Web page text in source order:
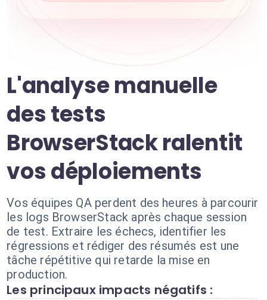
L'analyse manuelle
des tests
BrowserStack ralentit
vos déploiements
Vos équipes QA perdent des heures à parcourir
les logs BrowserStack après chaque session
de test. Extraire les échecs, identifier les
régressions et rédiger des résumés est une
tâche répétitive qui retarde la mise en
production.
Les principaux impacts négatifs :